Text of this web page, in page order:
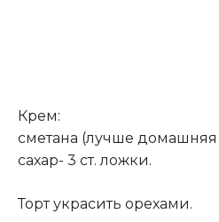
Крем:
сметана (лучше домашняя
сахар- 3 ст. ложки.
Торт украсить орехами.